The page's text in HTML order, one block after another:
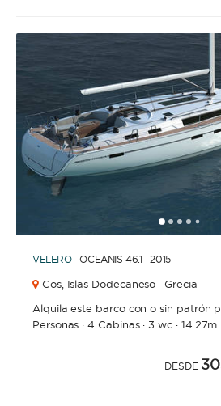
12345
VELERO · OCEANIS 46.1 · 2015
Cos, Islas Dodecaneso · Grecia
Alquila este barco con o sin patrón
Personas ·4 Cabinas·3 wc · 14.27m.
DESDE